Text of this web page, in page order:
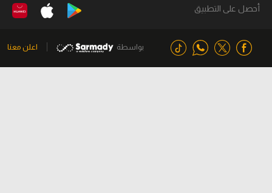
أحصل على التطبيق
بواسطة اعلن معنا